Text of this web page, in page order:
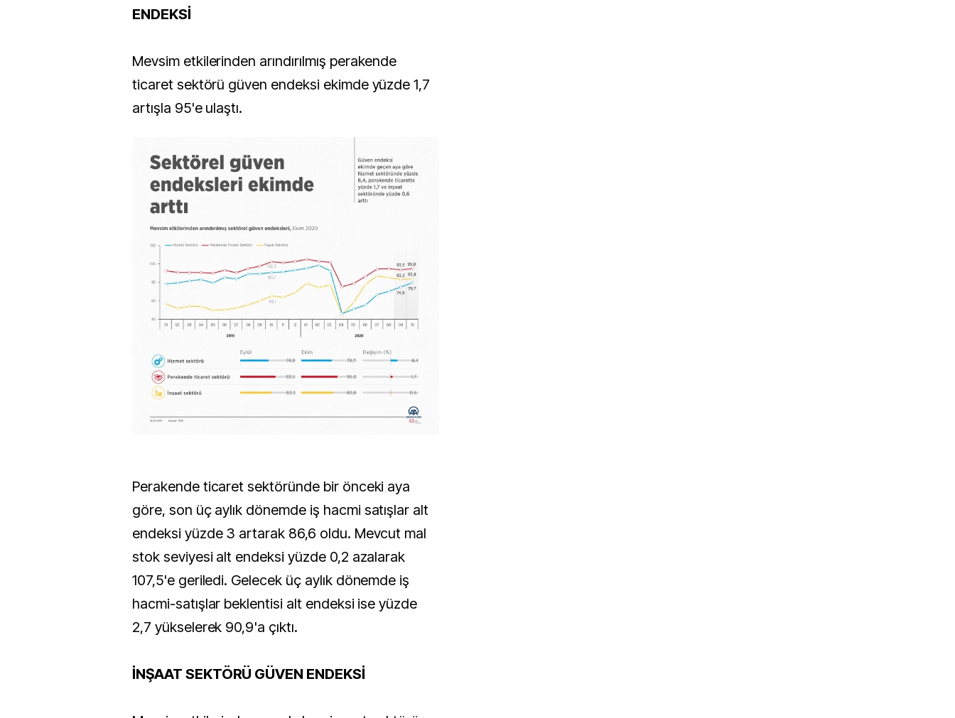
ENDEKSİ
Mevsim etkilerinden arındırılmış perakende
ticaret sektörü güven endeksi ekimde yüzde 1,7
artışla 95'e ulaştı.
Perakende ticaret sektöründe bir önceki aya
göre, son üç aylık dönemde iş hacmi satışlar alt
endeksi yüzde 3 artarak 86,6 oldu. Mevcut mal
stok seviyesi alt endeksi yüzde 0,2 azalarak
107,5'e geriledi. Gelecek üç aylık dönemde iş
hacmi-satışlar beklentisi alt endeksi ise yüzde
2,7 yükselerek 90,9'a çıktı.
İNŞAAT SEKTÖRÜ GÜVEN ENDEKSİ